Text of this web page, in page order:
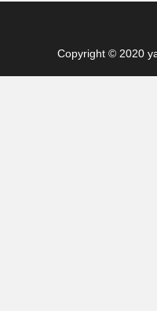
Copyright © 2020